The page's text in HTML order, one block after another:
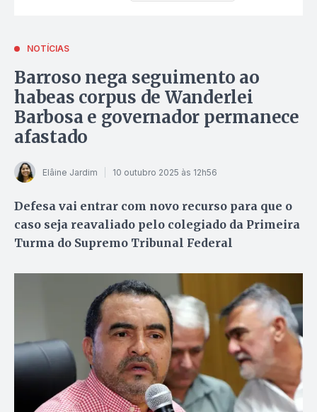
NOTÍCIAS
Barroso nega seguimento ao
habeas corpus de Wanderlei
Barbosa e governador permanece
afastado
Elâine Jardim 10 outubro 2025 às 12h56
Defesa vai entrar com novo recurso para que o
caso seja reavaliado pelo colegiado da Primeira
Turma do Supremo Tribunal Federal